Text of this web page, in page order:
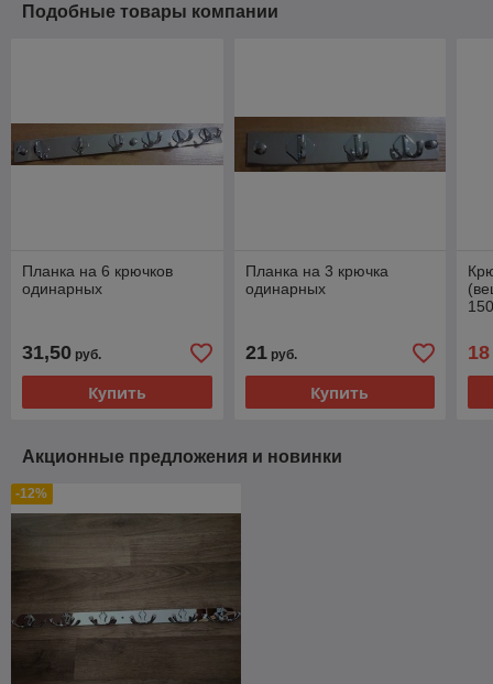
Подобные товары компании
Планка на 6 крючков
одинарных
31,50 руб.
Купить
Планка на 3 крючка
одинарных
21руб.
Купить
18
Акционные предложения и новинки
-12%